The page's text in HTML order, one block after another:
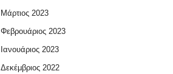
Μάρτιος 2023
Φεβρουάριος 2023
Ιανουάριος 2023
Δεκέμβριος 2022